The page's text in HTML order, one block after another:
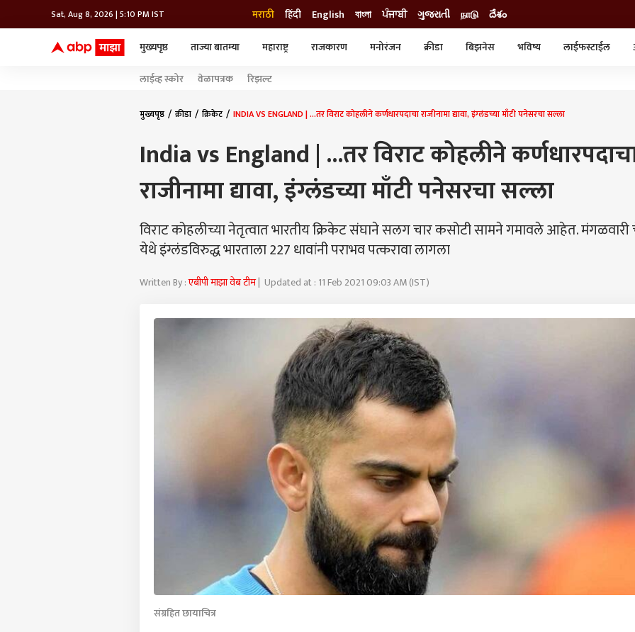
Sat, Aug 8, 2026 | 5:10 PM IST मराठी हिंदी English বাংলা ਪੰਜਾਬੀ ગુજરાતી நாடு దేశం
मुख्यपृष्ठ ताज्या बातम्या महाराष्ट्र राजकारण मनोरंजन क्रीडा बिझनेस भविष्य लाईफस्टाईल
टेलिव्हिजन ट्रेडिंग
लाईव्ह स्कोर वेळापत्रक रिझल्ट
मुख्यपृष्ठ क्रीडा क्रिकेट INDIA VS ENGLAND | ...तर विराट कोहलीने कर्णधारपदाचा राजीनामा द्यावा, इंग्लंडच्या माँटी पनेसरचा सल्ला
India vs England | ...तर विराट कोहलीने
राजीनामा द्यावा, इंग्लंडच्या माँटी पनेसरचा सल्ला
विराट कोहलीच्या नेतृत्वात भारतीय क्रिकेट संघाने सलग चार कसोटी सामने गमावले आहेत. मंगळवारी
येथे इंग्लंडविरुद्ध भारताला 227 धावांनी पराभव पत्करावा लागला
Written By :एबीपी माझा वेब टीम| Updated at : 11 Feb 2021 09:03 AM (IST)
संग्रहित छायाचित्र